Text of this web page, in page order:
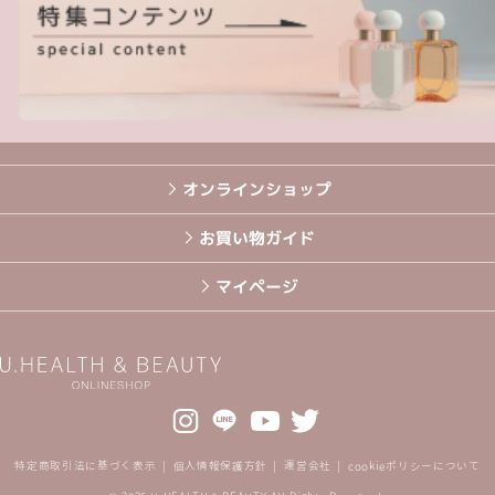
オンラインショップ
お買い物ガイド
マイページ
特定商取引法に基づく表示 個人情報保護方針 運営会社 cookieポリシーについて